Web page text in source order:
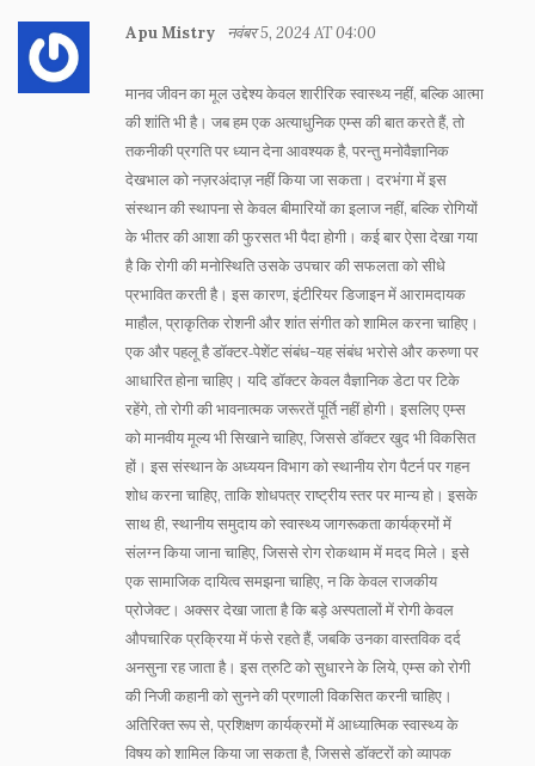
Apu Mistry नवंबर 5, 2024 AT 04:00
मानव जीवन का मूल उद्देश्य केवल शारीरिक स्वास्थ्य नहीं, बल्कि आत्मा
की शांति भी है। जब हम एक अत्याधुनिक एम्स की बात करते हैं, तो
तकनीकी प्रगति पर ध्यान देना आवश्यक है, परन्तु मनोवैज्ञानिक
देखभाल को नज़रअंदाज़ नहीं किया जा सकता। दरभंगा में इस
संस्थान की स्थापना से केवल बीमारियों का इलाज नहीं, बल्कि रोगियों
के भीतर की आशा की फुरसत भी पैदा होगी। कई बार ऐसा देखा गया
है कि रोगी की मनोस्थिति उसके उपचार की सफलता को सीधे
प्रभावित करती है। इस कारण, इंटीरियर डिजाइन में आरामदायक
माहौल, प्राकृतिक रोशनी और शांत संगीत को शामिल करना चाहिए।
एक और पहलू है डॉक्टर‑पेशेंट संबंध-यह संबंध भरोसे और करुणा पर
आधारित होना चाहिए। यदि डॉक्टर केवल वैज्ञानिक डेटा पर टिके
रहेंगे, तो रोगी की भावनात्मक जरूरतें पूर्ति नहीं होगी। इसलिए एम्स
को मानवीय मूल्य भी सिखाने चाहिए, जिससे डॉक्टर खुद भी विकसित
हों। इस संस्थान के अध्ययन विभाग को स्थानीय रोग पैटर्न पर गहन
शोध करना चाहिए, ताकि शोधपत्र राष्ट्रीय स्तर पर मान्य हो। इसके
साथ ही, स्थानीय समुदाय को स्वास्थ्य जागरूकता कार्यक्रमों में
संलग्न किया जाना चाहिए, जिससे रोग रोकथाम में मदद मिले। इसे
एक सामाजिक दायित्व समझना चाहिए, न कि केवल राजकीय
प्रोजेक्ट। अक्सर देखा जाता है कि बड़े अस्पतालों में रोगी केवल
औपचारिक प्रक्रिया में फंसे रहते हैं, जबकि उनका वास्तविक दर्द
अनसुना रह जाता है। इस त्रुटि को सुधारने के लिये, एम्स को रोगी
की निजी कहानी को सुनने की प्रणाली विकसित करनी चाहिए।
अतिरिक्त रूप से, प्रशिक्षण कार्यक्रमों में आध्यात्मिक स्वास्थ्य के
विषय को शामिल किया जा सकता है, जिससे डॉक्टरों को व्यापक